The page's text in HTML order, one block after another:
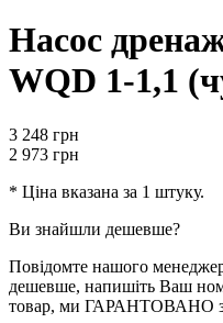
Насос
WQD 1-1,1
3 248 грн
2 973 грн
* Ціна вказана за 1 штуку.
Ви знайшли дешевше?
Повідомте нашого
дешевше, напишіть Ваш
товар, ми ГАРАНТОВАНО